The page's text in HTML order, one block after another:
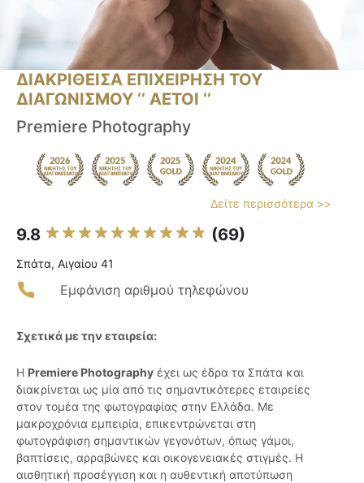
ΔΙΑΚΡΙΘΕΙΣΑ ΕΠΙΧΕΙΡΗΣΗ ΤΟΥ
ΔΙΑΓΩΝΙΣΜΟΥ ‘’ ΑΕΤΟΙ ‘’
Premiere Photography
Δείτε περισσότερα >>
9.8 (69)
Σπάτα, Αιγαίου 41
Εμφάνιση αριθμού τηλεφώνου
Σχετικά με την εταιρεία:
Η Premiere Photography έχει ως έδρα τα Σπάτα και
διακρίνεται ως μία από τις σημαντικότερες εταιρείες
στον τομέα της φωτογραφίας στην Ελλάδα. Με
μακροχρόνια εμπειρία, επικεντρώνεται στη
φωτογράφιση σημαντικών γεγονότων, όπως γάμοι,
βαπτίσεις, αρραβώνες και οικογενειακές στιγμές. Η
αισθητική προσέγγιση και η αυθεντική αποτύπωση